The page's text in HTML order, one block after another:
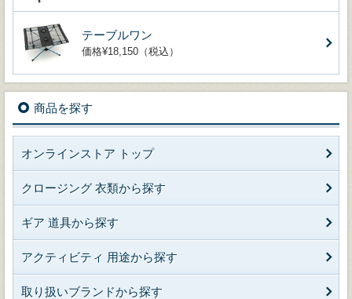
テーブルワン
価格¥18,150（税込）
商品を探す
オンラインストア トップ
クロージング 衣類から探す
ギア 道具から探す
アクティビティ 用途から探す
取り扱いブランドから探す